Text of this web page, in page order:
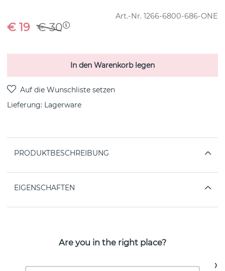
Art.-Nr. 1266-6800-686-ONE
€ 30
€ 19
In den Warenkorb legen
Lieferung: Lagerware
PRODUKTBESCHREIBUNG
EIGENSCHAFTEN
Weitere Artikel ansehen
Are you in the right place?